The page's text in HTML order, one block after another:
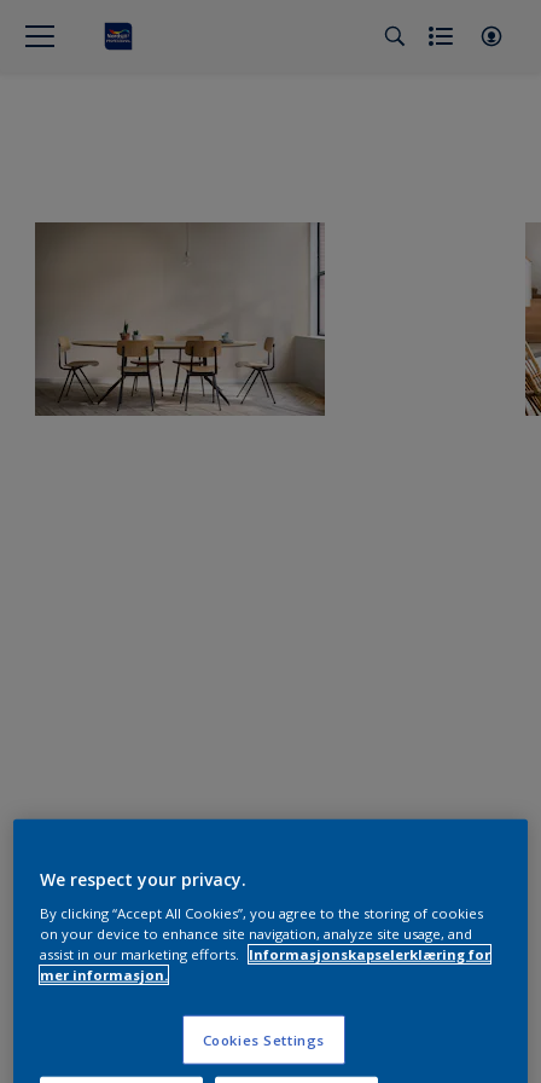
We respect your privacy.
By clicking “Accept All Cookies”, you agree to the storing of cookies
on your device to enhance site navigation, analyze site usage, and
assist in our marketing efforts.
Informasjonskapselerklæring for
mer informasjon.
Cookies Settings